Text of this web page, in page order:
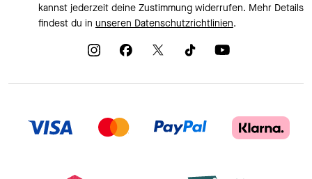
kannst jederzeit deine Zustimmung widerrufen. Mehr Details
findest du in unseren Datenschutzrichtlinien.